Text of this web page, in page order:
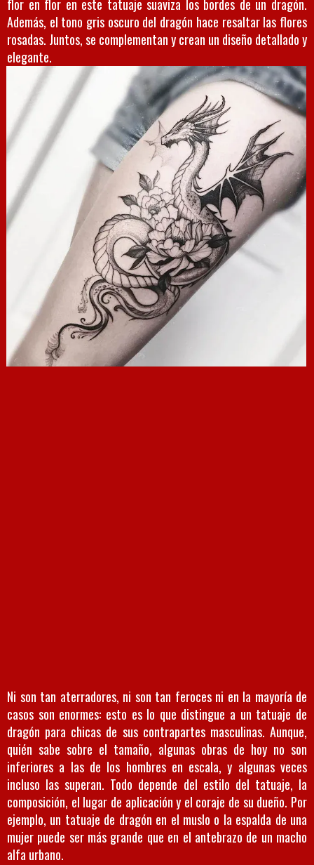
flor en flor en este tatuaje suaviza los bordes de un dragón.
Además, el tono gris oscuro del dragón hace resaltar las flores
rosadas. Juntos, se complementan y crean un diseño detallado y
elegante.
Ni son tan aterradores, ni son tan feroces ni en la mayoría de
casos son enormes: esto es lo que distingue a un tatuaje de
dragón para chicas de sus contrapartes masculinas. Aunque,
quién sabe sobre el tamaño, algunas obras de hoy no son
inferiores a las de los hombres en escala, y algunas veces
incluso las superan. Todo depende del estilo del tatuaje, la
composición, el lugar de aplicación y el coraje de su dueño. Por
ejemplo, un tatuaje de dragón en el muslo o la espalda de una
mujer puede ser más grande que en el antebrazo de un macho
alfa urbano.